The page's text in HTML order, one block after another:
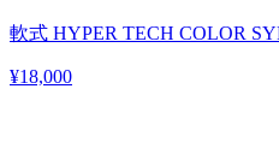
軟式 HYPER TECH COLOR
¥18,000